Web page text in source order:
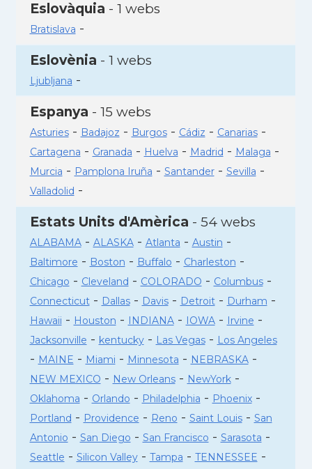
Eslovàquia - 1 webs
Bratislava -
Eslovènia - 1 webs
Ljubljana -
Espanya - 15 webs
Asturies- Badajoz - Burgos- Cádiz - Canarias-
Cartagena - Granada - Huelva - Madrid - Malaga -
Murcia - Pamplona Iruña - Santander- Sevilla -
Valladolid -
Estats Units d'Amèrica - 54 webs
ALABAMA- ALASKA- Atlanta - Austin -
Baltimore - Boston - Buffalo - Charleston -
Chicago - Cleveland - COLORADO - Columbus-
Connecticut- Dallas- Davis- Detroit- Durham -
Hawaii - Houston - INDIANA- IOWA- Irvine -
Jacksonville - kentucky- Las Vegas- Los Angeles
- MAINE - Miami - Minnesota - NEBRASKA-
NEW MEXICO - New Orleans- NewYork-
Oklahoma - Orlando - Philadelphia - Phoenix-
Portland - Providence - Reno - Saint Louis- San
Antonio - San Diego - San Francisco - Sarasota -
Seattle - Silicon Valley- Tampa - TENNESSEE -